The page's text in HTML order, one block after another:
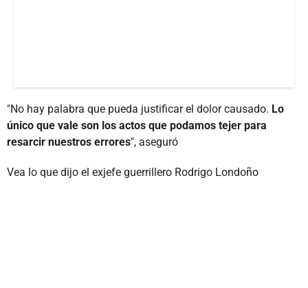
"No hay palabra que pueda justificar el dolor causado. Lo
único que vale son los actos que podamos tejer para
resarcir nuestros errores", aseguró
Vea lo que dijo el exjefe guerrillero Rodrigo Londoño